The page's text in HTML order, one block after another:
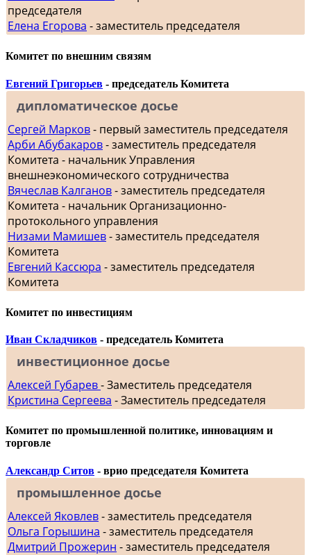
председателя
Елена Егорова - заместитель председателя
Комитет по внешним связям
Евгений Григорьев - председатель Комитета
дипломатическое досье
Сергей Марков- первый заместитель председателя
Арби Абубакаров- заместитель председателя
Комитета - начальник Управления
внешнеэкономического сотрудничества
Вячеслав Калганов- заместитель председателя
Комитета - начальник Организационно-
протокольного управления
Низами Мамишев- заместитель председателя
Комитета
Евгений Кассюра - заместитель председателя
Комитета
Комитет по инвестициям
Иван Складчиков - председатель Комитета
инвестиционное досье
Алексей Губарев- Заместитель председателя
Кристина Сергеева - Заместитель председателя
Комитет по промышленной политике, инновациям и
торговле
Александр Ситов - врио председателя Комитета
промышленное досье
Алексей Яковлев- заместитель председателя
Ольга Горышина - заместитель председателя
Дмитрий Прожерин - заместитель председателя